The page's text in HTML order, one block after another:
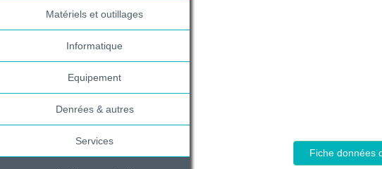
Matériels et outillages
Informatique
Equipement
Denrées & autres
Services
Fiche données